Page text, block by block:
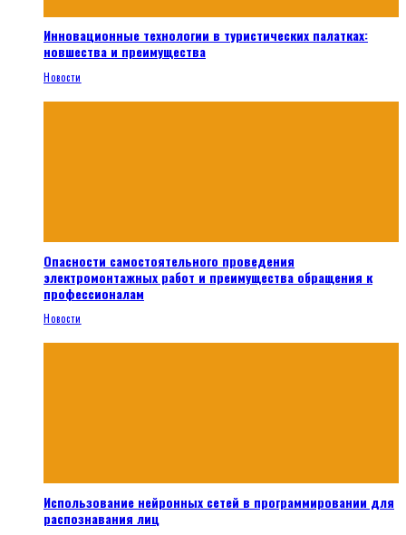
Инновационные технологии в туристических палатках:
новшества и преимущества
Новости
Опасности самостоятельного проведения
электромонтажных работ и преимущества обращения к
профессионалам
Новости
Использование нейронных сетей в программировании для
распознавания лиц